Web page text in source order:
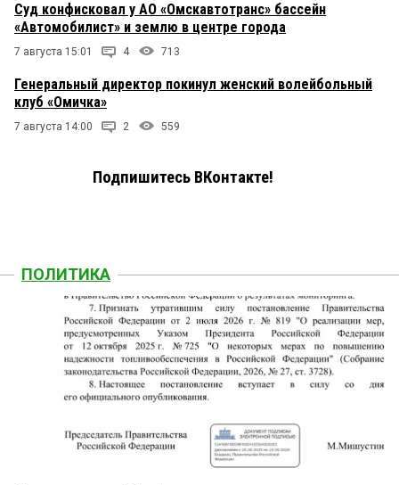
Суд конфисковал у АО «Омскавтотранс» бассейн
«Автомобилист» и землю в центре города
7 августа 15:01 4 713
Генеральный директор покинул женский волейбольный
клуб «Омичка»
7 августа 14:00 2 559
Подпишитесь ВКонтакте!
ПОЛИТИКА